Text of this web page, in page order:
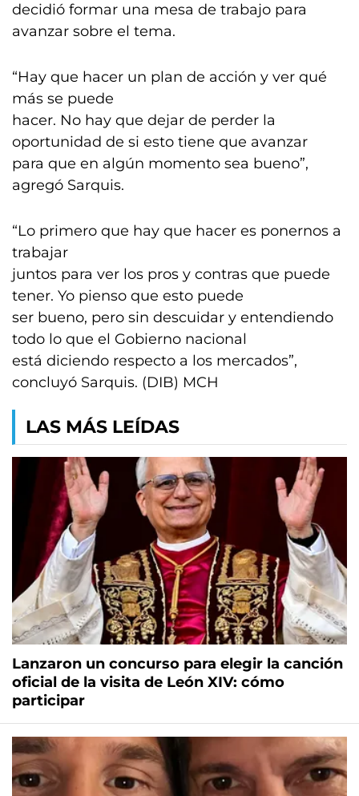
decidió formar una mesa de trabajo para
avanzar sobre el tema.
“Hay que hacer un plan de acción y ver qué
más se puede
hacer. No hay que dejar de perder la
oportunidad de si esto tiene que avanzar
para que en algún momento sea bueno”,
agregó Sarquis.
“Lo primero que hay que hacer es ponernos a
trabajar
juntos para ver los pros y contras que puede
tener. Yo pienso que esto puede
ser bueno, pero sin descuidar y entendiendo
todo lo que el Gobierno nacional
está diciendo respecto a los mercados”,
concluyó Sarquis. (DIB) MCH
LAS MÁS LEÍDAS
Lanzaron un concurso para elegir la canción
oficial de la visita de León XIV: cómo
participar